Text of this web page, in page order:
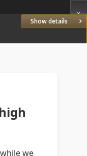
Show details